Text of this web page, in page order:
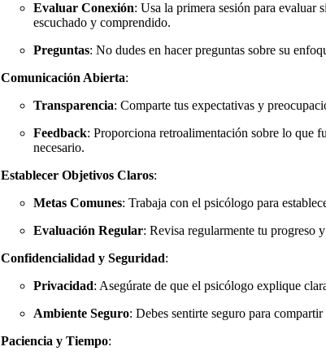
Evaluar Conexión: Usa la primera sesión para evaluar
escuchado y comprendido.
Preguntas: No dudes en hacer preguntas sobre su
Comunicación Abierta:
Transparencia: Comparte tus expectativas y
Feedback: Proporciona retroalimentación sobre lo que
necesario.
Establecer Objetivos Claros:
Metas Comunes: Trabaja con el psicólogo para
Evaluación Regular: Revisa regularmente tu progreso
Confidencialidad y Seguridad:
Privacidad: Asegúrate de que el psicólogo explique
Ambiente Seguro: Debes sentirte seguro para
Paciencia y Tiempo: